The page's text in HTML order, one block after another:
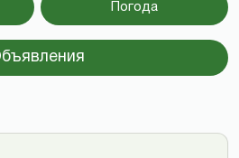
Погода